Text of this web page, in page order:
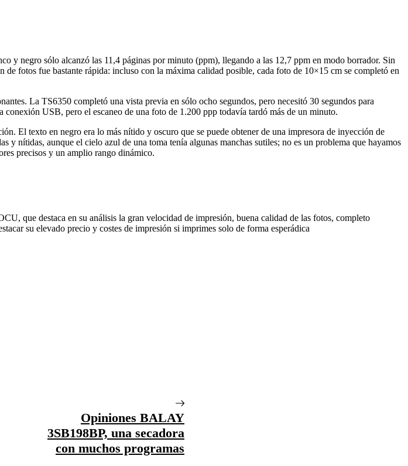
y negro sólo alcanzó las 11,4 páginas por minuto (ppm), llegando a las 12,7 ppm en modo borrador. Sin
fotos fue bastante rápida: incluso con la máxima calidad posible, cada foto de 10×15 cm se completó en
La TS6350 completó una vista previa en sólo ocho segundos, pero necesitó 30 segundos para
USB, pero el escaneo de una foto de 1.200 ppp todavía tardó más de un minuto.
El texto en negro era lo más nítido y oscuro que se puede obtener de una impresora de inyección de
y nítidas, aunque el cielo azul de una toma tenía algunas manchas sutiles; no es un problema que hayamos
precisos y un amplio rango dinámico.
que destaca en su análisis la gran velocidad de impresión, buena calidad de las fotos, completo
su elevado precio y costes de impresión si imprimes solo de forma esperádica
Opiniones BALAY
3SB198BP, una secadora
con muchos programas